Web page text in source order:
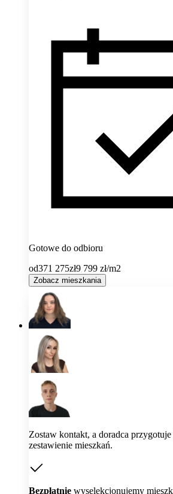
Gotowe do odbioru
od371 275zł9 799 zł/m2
Zobacz mieszkania
Zostaw kontakt, a doradca
zestawienie mieszkań.
Bezpłatnie wyselekcjonujemy